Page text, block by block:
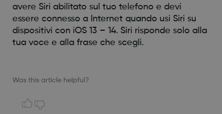
avere Siri abilitato sul tuo telefono e devi
essere connesso a Internet quando usi Siri su
dispositivi con iOS 13 – 14. Siri risponde solo alla
tua voce e alla frase che scegli.
Was this article helpful?